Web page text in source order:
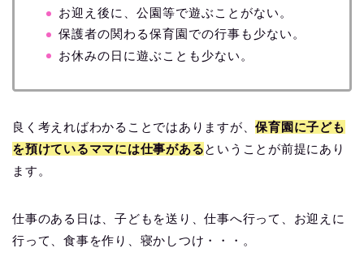
お迎え後に、公園等で遊ぶことがない。
保護者の関わる保育園での行事も少ない。
お休みの日に遊ぶことも少ない。
良く考えればわかることではありますが、保育園に子ども
を預けているママには仕事があるということが前提にあり
ます。
仕事のある日は、子どもを送り、仕事へ行って、お迎えに
行って、食事を作り、寝かしつけ・・・。